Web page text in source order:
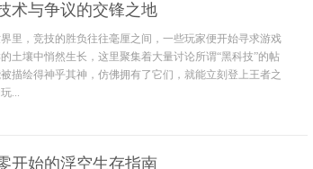
术与争议的交锋之地
里，竞技的胜负往往毫厘之间，一些玩家便开始寻求游戏
土壤中悄然生长，这里聚集着大量讨论所谓“黑科技”的帖
描绘得神乎其神，仿佛拥有了它们，就能立刻登上王者之
...
开始的浮空生存指南